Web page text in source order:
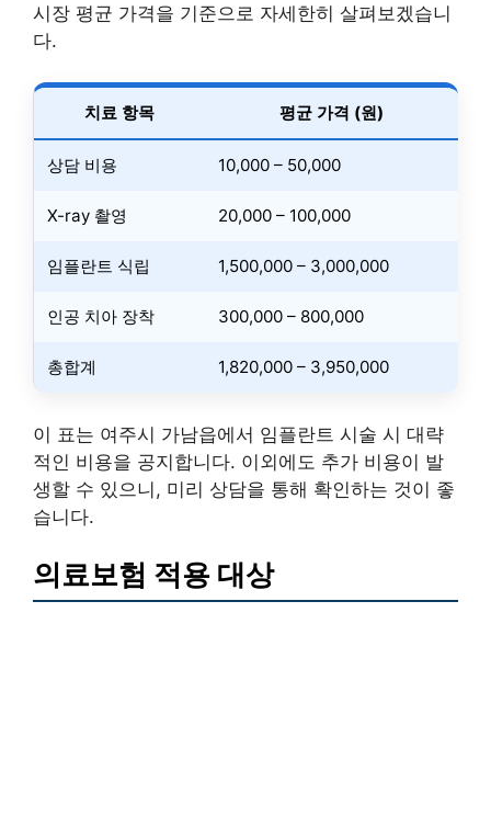
시장 평균 가격을 기준으로 자세한히 살펴보겠습니
다.
치료 항목 평균 가격 (원)
상담 비용 10,000 – 50,000
X-ray 촬영 20,000 – 100,000
임플란트 식립 1,500,000 – 3,000,000
인공 치아 장착 300,000 – 800,000
총합계 1,820,000 – 3,950,000
이 표는 여주시 가남읍에서 임플란트 시술 시 대략
적인 비용을 공지합니다. 이외에도 추가 비용이 발
생할 수 있으니, 미리 상담을 통해 확인하는 것이 좋
습니다.
의료보험 적용 대상